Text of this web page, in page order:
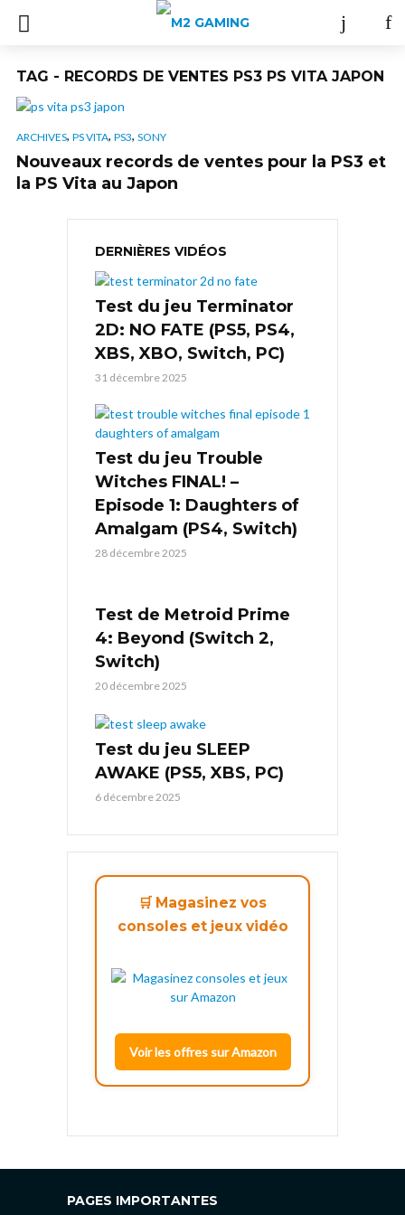
TAG - RECORDS DE VENTES PS3 PS VITA JAPON
ARCHIVES, PS VITA, PS3, SONY
Nouveaux records de ventes pour la PS3 et
la PS Vita au Japon
DERNIÈRES VIDÉOS
Test du jeu Terminator
2D: NO FATE (PS5, PS4,
XBS, XBO, Switch, PC)
31 décembre 2025
Test du jeu Trouble
Witches FINAL! –
Episode 1: Daughters of
Amalgam (PS4, Switch)
28 décembre 2025
Test de Metroid Prime
4: Beyond (Switch 2,
Switch)
20 décembre 2025
Test du jeu SLEEP
AWAKE (PS5, XBS, PC)
6 décembre 2025
🛒 Magasinez vos
consoles et jeux vidéo
Voir les offres sur Amazon
PAGES IMPORTANTES